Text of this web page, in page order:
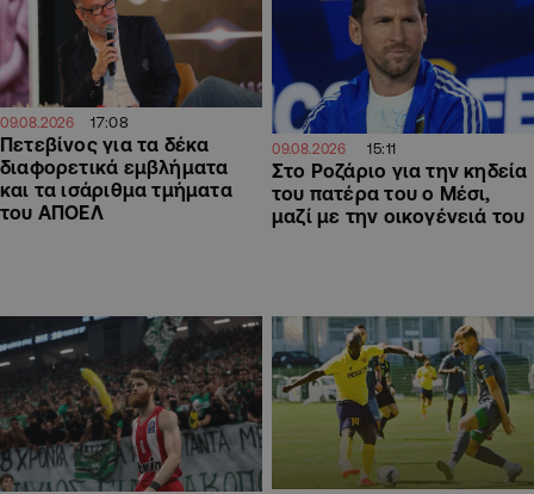
09.08.2026 17:08
Πετεβίνος για τα δέκα
διαφορετικά εμβλήματα
και τα ισάριθμα τμήματα
του ΑΠΟΕΛ
09.08.2026 15:11
Στο Ροζάριο για την κηδεία
του πατέρα του ο Μέσι,
μαζί με την οικογένειά του